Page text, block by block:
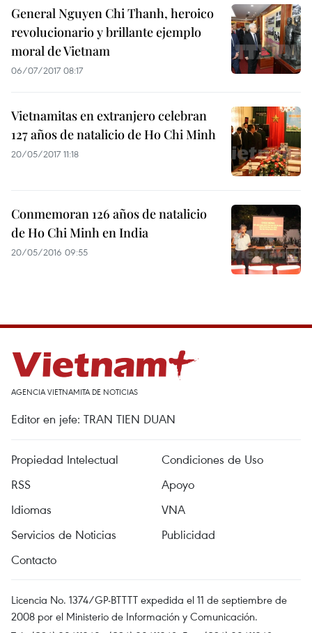
General Nguyen Chi Thanh, heroico
revolucionario y brillante ejemplo
moral de Vietnam
06/07/2017 08:17
Vietnamitas en extranjero celebran
127 años de natalicio de Ho Chi Minh
20/05/2017 11:18
Conmemoran 126 años de natalicio
de Ho Chi Minh en India
20/05/2016 09:55
AGENCIA VIETNAMITA DE NOTICIAS
Editor en jefe: TRAN TIEN DUAN
Propiedad Intelectual
Condiciones de Uso
RSS
Apoyo
Idiomas
VNA
Servicios de Noticias
Publicidad
Contacto
Licencia No. 1374/GP-BTTTT expedida el 11 de septiembre de
2008 por el Ministerio de Información y Comunicación.